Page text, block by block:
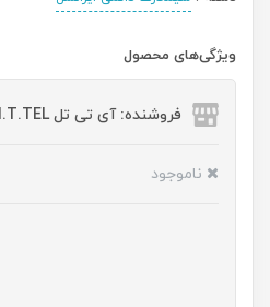
ویژگی‌های محصول
فروشنده: آی تی تل I.T.TEL
ناموجود